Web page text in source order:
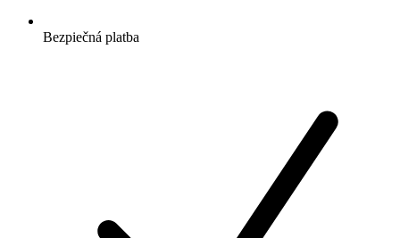
Bezpiečná platba